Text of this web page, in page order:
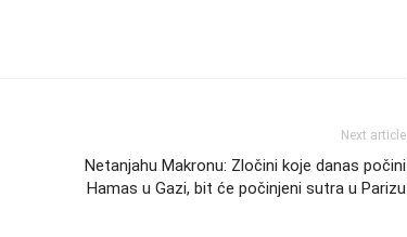
Next article
Netanjahu Makronu: Zločini koje danas počini
Hamas u Gazi, bit će počinjeni sutra u Parizu